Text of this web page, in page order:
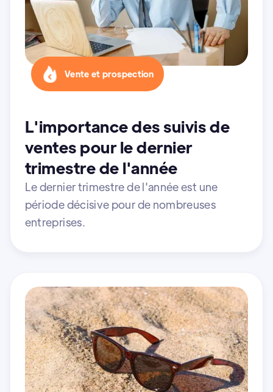
Vente et prospection
L'importance des suivis de
ventes pour le dernier
trimestre de l'année
Le dernier trimestre de l'année est une
période décisive pour de nombreuses
entreprises.